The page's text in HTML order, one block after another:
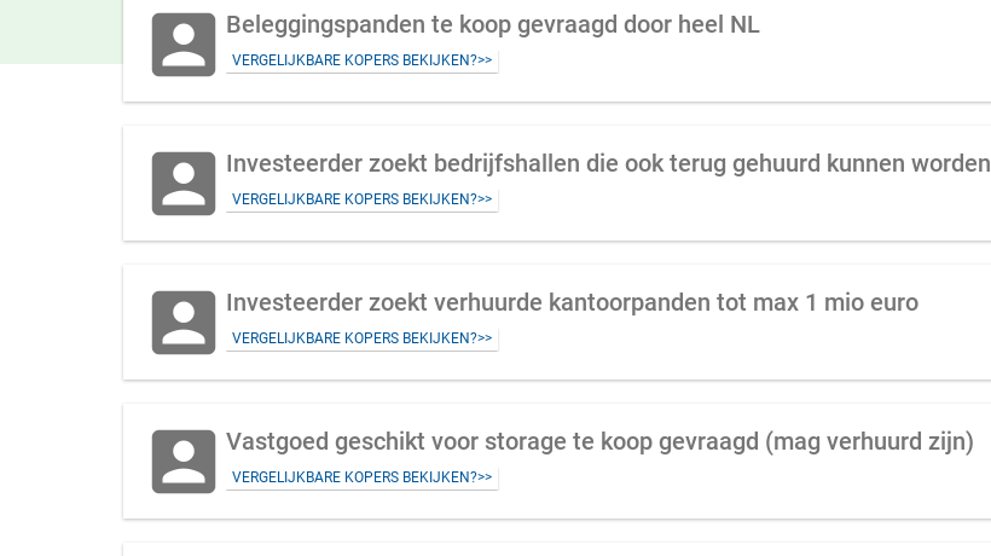
account_box Beleggingspanden te koop gevraagd door heel NL
VERGELIJKBARE KOPERS BEKIJKEN?>>
account_box Investeerder zoekt bedrijfshallen die ook terug gehuurd kunnen worden
VERGELIJKBARE KOPERS BEKIJKEN?>>
account_box Investeerder zoekt verhuurde kantoorpanden tot max 1 mio euro
VERGELIJKBARE KOPERS BEKIJKEN?>>
account_box Vastgoed geschikt voor storage te koop gevraagd (mag verhuurd zijn)
VERGELIJKBARE KOPERS BEKIJKEN?>>